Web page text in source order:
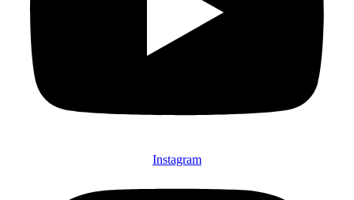
Instagram